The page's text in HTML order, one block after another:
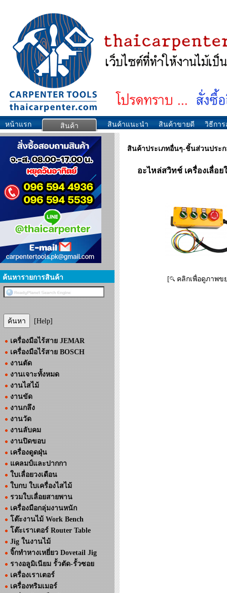
หน้าแรก สินค้า สินค้าแนะนำ สินค้าขายดี วิธีกา
ค้นหารายการสินค้า
[Help]
เครื่องมือไร้สาย JEMAR
เครื่องมือไร้สาย BOSCH
งานตัด
งานเจาะทั้งหมด
งานไสไม้
งานขัด
งานกลึง
งานวัด
งานลับคม
งานปิดขอบ
เครื่องดูดฝุ่น
แคลมป์และปากกา
ใบเลื่อยวงเดือน
ใบกบ ใบเครื่องไสไม้
รวมใบเลื่อยสายพาน
เครื่องมือกลุ่มงานหนัก
โต๊ะงานไม้ Work Bench
โต๊ะเราเตอร์ Router Table
Jig ในงานไม้
จิ๊กทำหางเหยี่ยว Dovetail Jig
รางอลูมิเนียม รั้วตัด-รั้วซอย
เครื่องเราเตอร์
เครื่องทริมเมอร์
สินค้าประเภทอื่นๆ-ชิ้นส่วนประ
อะไหล่สวิทช์ เครื่องเลื่อ
[ คลิกเพื่อดูภาพข